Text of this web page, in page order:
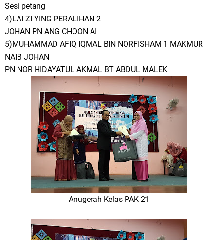
Sesi petang
4)LAI ZI YING PERALIHAN 2
JOHAN PN ANG CHOON AI
5)MUHAMMAD AFIQ IQMAL BIN NORFISHAM 1 MAKMUR
NAIB JOHAN
PN NOR HIDAYATUL AKMAL BT ABDUL MALEK
Anugerah Kelas PAK 21